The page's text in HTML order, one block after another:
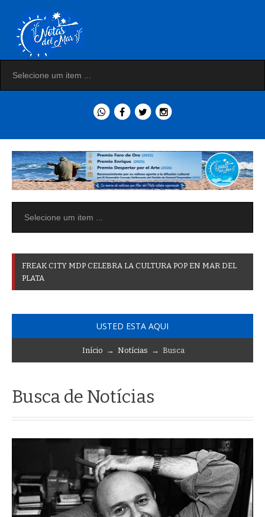
FREAK CITY MDP CELEBRA LA CULTURA POP EN MAR DEL
PLATA
USTED ESTA AQUI
Início → Notícias → Busca
Busca de Notícias